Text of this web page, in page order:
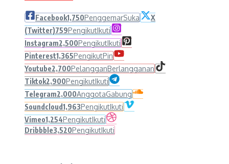
Facebook1,750PenggemarSuka
X
(Twitter)759PengikutIkuti
Instagram2,500PengikutIkuti
Pinterest1,365PengikutPin
Youtube2,700PelangganBerlangganan
Tiktok2,900PengikutIkuti
Telegram2,000AnggotaGabung
Soundcloud1,963PengikutIkuti
Vimeo1,254PengikutIkuti
Dribbble3,520PengikutIkuti